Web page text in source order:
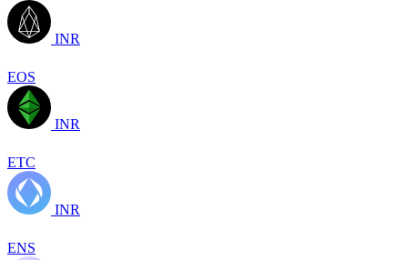
INR
EOS
INR
ETC
INR
ENS